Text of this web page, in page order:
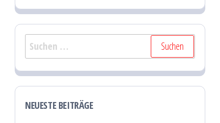
Suchen
nach:
NEUESTE BEITRÄGE